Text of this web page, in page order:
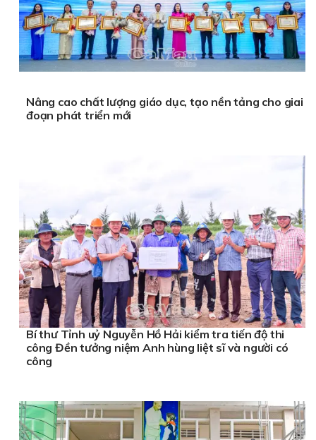
Nâng cao chất lượng giáo dục, tạo nền tảng cho giai
đoạn phát triển mới
Bí thư Tỉnh uỷ Nguyễn Hồ Hải kiểm tra tiến độ thi
công Đền tưởng niệm Anh hùng liệt sĩ và người có
công